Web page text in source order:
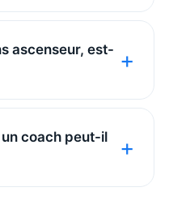
ascenseur, est-
coach peut-il